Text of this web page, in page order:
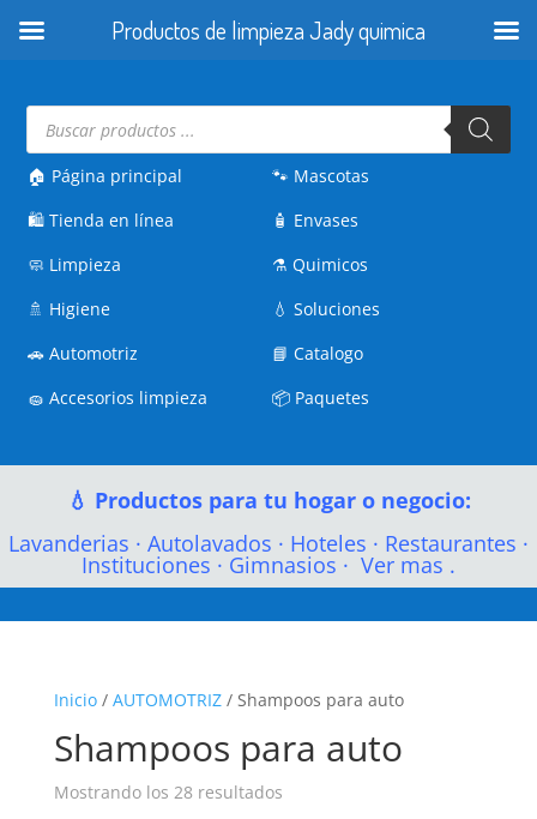
Búsqueda
productos
🏠 Página principal
🛍️Tienda en línea
🧼 Limpieza
🚿 Higiene
🚗Automotriz
🧽Accesorios limpieza
🐾 Mascotas
🧴 Envases
⚗️Quimicos
💧Soluciones
📘Catalogo
📦 Paquetes
💧 Productos para tu hogar o negocio:
Lavanderias · Autolavados · Hoteles · Restaurantes ·
Instituciones · Gimnasios · Ver mas .
Inicio/ AUTOMOTRIZ/ Shampoos para auto
Shampoos para auto
Mostrando los 28 resultados
Productos de limpieza Jady quimica